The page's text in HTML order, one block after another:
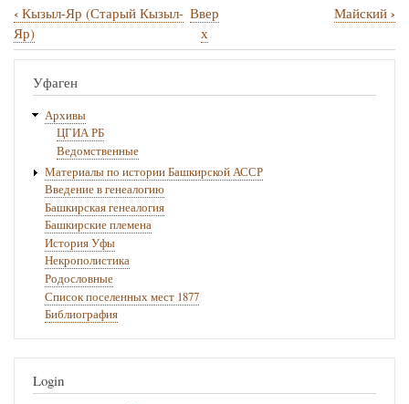
Перекрёстные
ссылки
книги
для
Кытки-
‹ Кызыл-Яр (Старый Кызыл-
Яр)
Ввер
х
Майский ›
Уфаген
Архивы
ЦГИА РБ
Ведомственные
Материалы по истории Башкирской АССР
Введение в генеалогию
Башкирская генеалогия
Башкирские племена
История Уфы
Некрополистика
Родословные
Список поселенных мест 1877
Библиография
Login